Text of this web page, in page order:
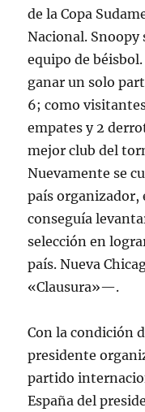
de la Copa
Nacional.
equipo de
ganar un solo
6; como
empates y 2
mejor club del
Nuevamente se
país organizador,
conseguía
selección en
país. Nueva
«Clausura»—.
Con la condición
presidente
partido
España del